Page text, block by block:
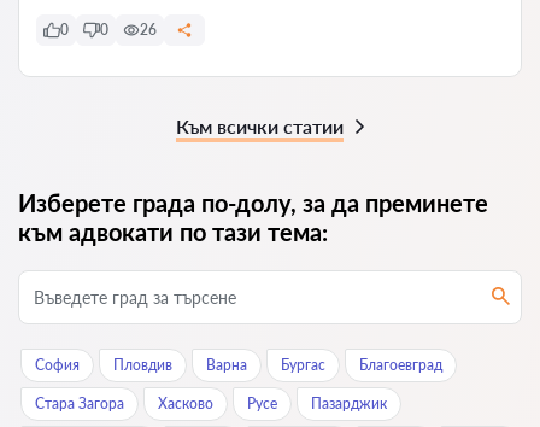
0 0 26
Към всички статии
Изберете града по-долу, за да преминете
към адвокати по тази тема:
София Пловдив Варна Бургас Благоевград
Стара Загора Хасково Русе Пазарджик